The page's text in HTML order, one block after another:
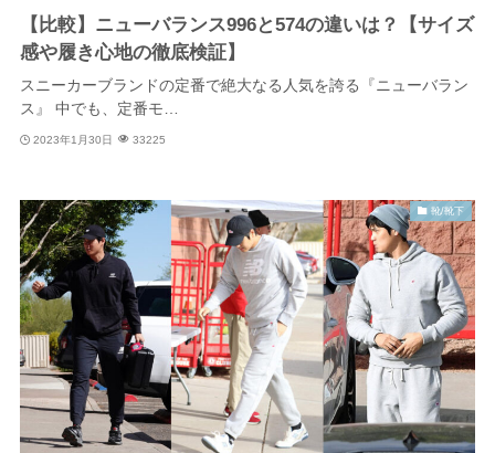
【比較】ニューバランス996と574の違いは？【サイズ
感や履き心地の徹底検証】
スニーカーブランドの定番で絶大なる人気を誇る『ニューバラン
ス』 中でも、定番モ…
2023年1月30日 33225
靴/靴下